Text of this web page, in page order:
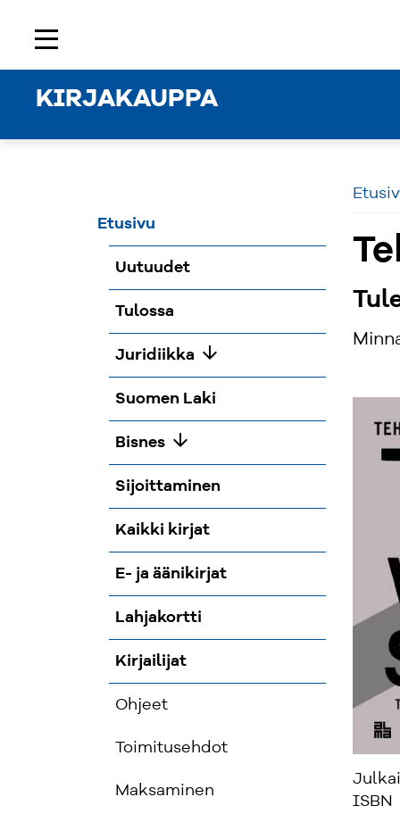
KIRJAKAUPPA
Etusivu
Etusivu
Uutuudet
Tulossa
Juridiikka arrow_downward
Suomen Laki
Bisnes arrow_downward
Sijoittaminen
Kaikki kirjat
E- ja äänikirjat
Lahjakortti
Kirjailijat
Ohjeet
Toimitusehdot
Maksaminen
ISBN